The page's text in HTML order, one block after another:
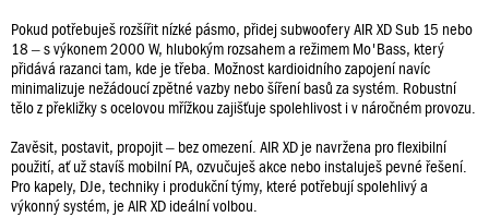
Pokud potřebuješ rozšířit nízké pásmo, přidej subwoofery AIR XD Sub 15 nebo
18 – s výkonem 2000 W, hlubokým rozsahem a režimem Mo'Bass, který
přidává razanci tam, kde je třeba. Možnost kardioidního zapojení navíc
minimalizuje nežádoucí zpětné vazby nebo šíření basů za systém. Robustní
tělo z překližky s ocelovou mřížkou zajišťuje spolehlivost i v náročném provozu.
Zavěsit, postavit, propojit – bez omezení. AIR XD je navržena pro flexibilní
použití, ať už stavíš mobilní PA, ozvučuješ akce nebo instaluješ pevné řešení.
Pro kapely, DJe, techniky i produkční týmy, které potřebují spolehlivý a
výkonný systém, je AIR XD ideální volbou.